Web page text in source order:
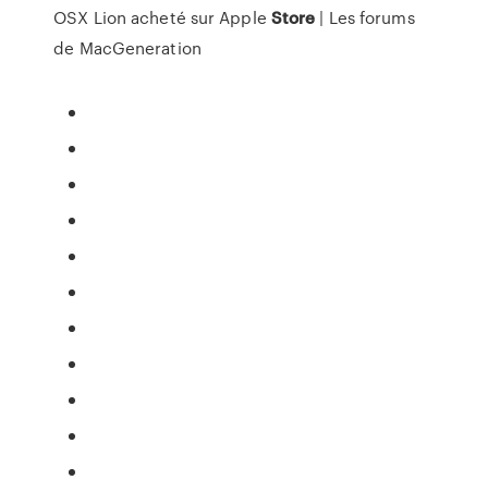
OSX Lion acheté sur Apple Store | Les forums
de MacGeneration